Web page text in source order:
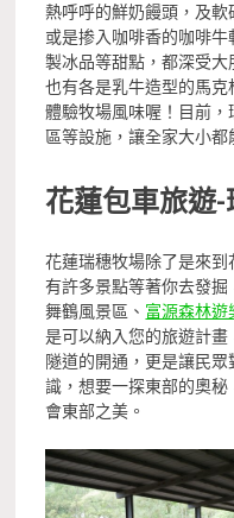
熱呼呼的鮮奶饅頭，及軟
或是掺入咖啡香的咖啡
製冰品等甜點，都深受
也有各是乳牛造型的馬
體驗牧場風味喔！目前
區等設施，讓全家大小都
花蓮包車旅遊-
花蓮瑞穗牧場除了是來
有許多景點等著你去發
舞鶴風景區、 富源森林遊
是可以納入您的旅遊計
隧道的開通，更是讓民
識，想要一探東部的奧
會東部之美。